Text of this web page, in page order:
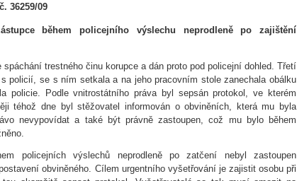
36259/09
během policejního výslechu neprodleně po zajištění
trestného činu korupce a dán proto pod policejní dohled. Třetí
policií, se s ním setkala a na jeho pracovním stole zanechala obálku
policie. Podle vnitrostátního práva byl sepsán protokol, ve kterém
téhož dne byl stěžovatel informován o obviněních, která mu byla
nevypovídat a také být právně zastoupen, což mu bylo během
policejních výslechů neprodleně po zatčení nebyl zastoupen
obviněného. Cílem urgentního vyšetřování je zajistit osobu při